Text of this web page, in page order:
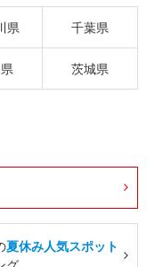
県 千葉県
茨城県
夏休み人気スポット